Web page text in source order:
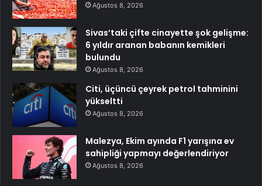
Ağustos 8, 2026
Sivas’taki çifte cinayette şok gelişme:
6 yıldır aranan babanın kemikleri
bulundu
Ağustos 8, 2026
Citi, üçüncü çeyrek petrol tahminini
yükseltti
Ağustos 8, 2026
Malezya, Ekim ayında F1 yarışına ev
sahipliği yapmayı değerlendiriyor
Ağustos 8, 2026